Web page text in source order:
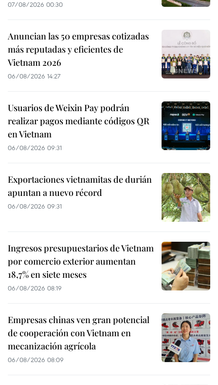
07/08/2026 00:30
Anuncian las 50 empresas cotizadas
más reputadas y eficientes de
Vietnam 2026
06/08/2026 14:27
Usuarios de Weixin Pay podrán
realizar pagos mediante códigos QR
en Vietnam
06/08/2026 09:31
Exportaciones vietnamitas de durián
apuntan a nuevo récord
06/08/2026 09:31
Ingresos presupuestarios de Vietnam
por comercio exterior aumentan
18,7% en siete meses
06/08/2026 08:19
Empresas chinas ven gran potencial
de cooperación con Vietnam en
mecanización agrícola
06/08/2026 08:09